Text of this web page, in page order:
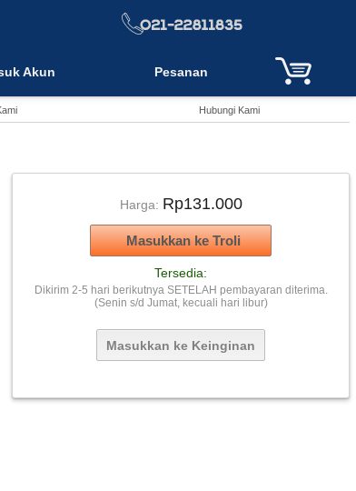
Akun Pesanan
Hubungi Kami
Harga: Rp131.000
Tersedia:
Dikirim 2-5 hari berikutnya SETELAH pembayaran diterima.
(Senin s/d Jumat, kecuali hari libur)